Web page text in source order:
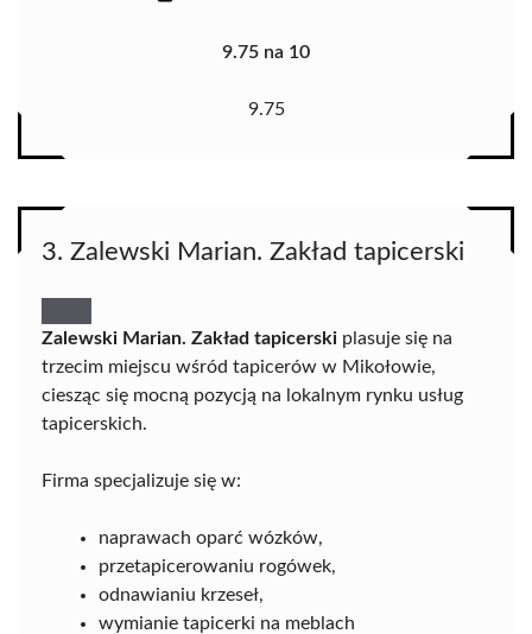
9.75 na 10
9.75
3. Zalewski Marian. Zakład tapicerski
Zalewski Marian. Zakład tapicerski plasuje się na
trzecim miejscu wśród tapicerów w Mikołowie,
ciesząc się mocną pozycją na lokalnym rynku usług
tapicerskich.
Firma specjalizuje się w:
naprawach oparć wózków,
przetapicerowaniu rogówek,
odnawianiu krzeseł,
wymianie tapicerki na meblach